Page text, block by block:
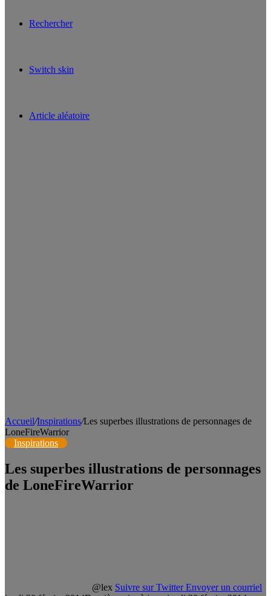
Rechercher
Switch skin
Article aléatoire
Accueil/Inspirations/Les superbes illustrations de personnages de
LoneFireWarrior
Inspirations
Les superbes illustrations de personnages
de LoneFireWarrior
@lex Suivre sur Twitter Envoyer un courriel